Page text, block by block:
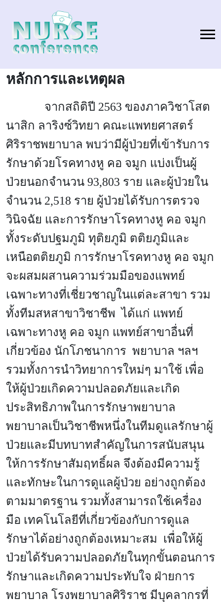
หลักการและเหตุผล
จากสถิติปี 2563 ของภาควิชาโสต
นาสิก ลาริงซ์วิทยา คณะแพทยศาสตร์
ศิริราชพยาบาล พบว่ามีผู้ป่วยที่เข้ารับการ
รักษาด้วยโรคทางหู คอ จมูก แบ่งเป็นผู้
ป่วยนอกจำนวน 93,803 ราย และผู้ป่วยใน
จำนวน 2,518 ราย ผู้ป่วยได้รับการตรวจ
วินิจฉัย และการรักษาโรคทางหู คอ จมูก
ทั้งระดับปฐมภูมิ ทุติยภูมิ ตติยภูมิและ
เหนือตติยภูมิ การรักษาโรคทางหู คอ จมูก
จะผสมผสานความร่วมมือของแพทย์
เฉพาะทางที่เชี่ยวชาญในแต่ละสาขา รวม
ทั้งทีมสหสาขาวิชาชีพ ได้แก่ แพทย์
เฉพาะทางหู คอ จมูก แพทย์สาขาอื่นที่
เกี่ยวข้อง นักโภชนาการ พยาบาล ฯลฯ
รวมทั้งการนำวิทยาการใหม่ๆ มาใช้ เพื่อ
ให้ผู้ป่วยเกิดความปลอดภัยและเกิด
ประสิทธิภาพในการรักษาพยาบาล
พยาบาลเป็นวิชาชีพหนึ่งในทีมดูแลรักษาผู้
ป่วยและมีบทบาทสำคัญในการสนับสนุน
ให้การรักษาสัมฤทธิ์ผล จึงต้องมีความรู้
และทักษะในการดูแลผู้ป่วย อย่างถูกต้อง
ตามมาตรฐาน รวมทั้งสามารถใช้เครื่อง
มือ เทคโนโลยีที่เกี่ยวข้องกับการดูแล
รักษาได้อย่างถูกต้องเหมาะสม เพื่อให้ผู้
ป่วยได้รับความปลอดภัยในทุกขั้นตอนการ
รักษาและเกิดความประทับใจ ฝ่ายการ
พยาบาล โรงพยาบาลศิริราช มีบุคลากรที่